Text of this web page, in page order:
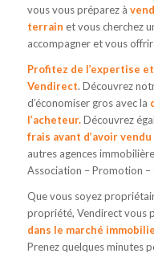
vous vous préparez à
terrain et vous cherchez
accompagner et vous
Profitez de l’expertise
Vendirect. Découvrez
d’économiser gros avec la
l’acheteur.Découvrez
frais avant d’avoir
autres agences
Association – Promotion
Que vous soyez
propriété, Vendirect vous
dans le marché
Prenez quelques minutes